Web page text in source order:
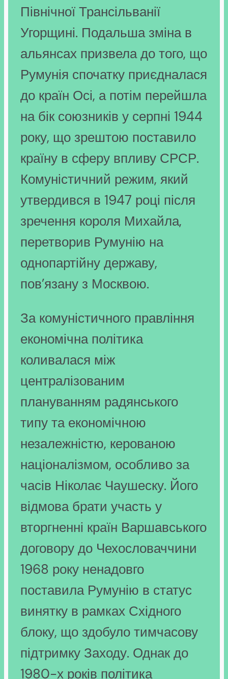
Північної Трансільванії
Угорщині. Подальша зміна в
альянсах призвела до того, що
Румунія спочатку приєдналася
до країн Осі, а потім перейшла
на бік союзників у серпні 1944
року, що зрештою поставило
країну в сферу впливу СРСР.
Комуністичний режим, який
утвердився в 1947 році після
зречення короля Михайла,
перетворив Румунію на
однопартійну державу,
пов’язану з Москвою.
За комуністичного правління
економічна політика
коливалася між
централізованим
плануванням радянського
типу та економічною
незалежністю, керованою
націоналізмом, особливо за
часів Ніколає Чаушеску. Його
відмова брати участь у
вторгненні країн Варшавського
договору до Чехословаччини
1968 року ненадовго
поставила Румунію в статус
винятку в рамках Східного
блоку, що здобуло тимчасову
підтримку Заходу. Однак до
1980-х років політика